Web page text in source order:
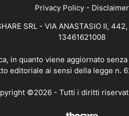
Privacy Policy- Disclaimer
SRL - VIA ANASTASIO II,
13461621008
in quanto viene aggiornato
editoriale ai sensi della legge n.
©2026 - Tutti i diritti